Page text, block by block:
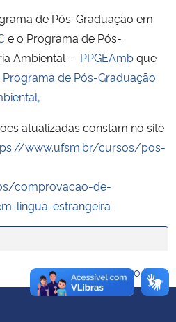
e Comunicações
Direitos Humanos
de Pós-Graduação em
e o Programa de Pós-
Ambiental – PPGEAmbque
Programa de Pós-Graduação
atualizadas constam no site
www.ufsm.br/cursos/pos-
comprovacao-de-
lingua-estrangeira
Voltar ao topo